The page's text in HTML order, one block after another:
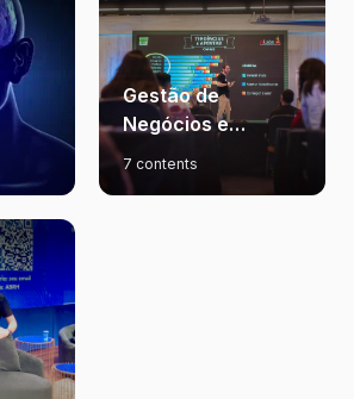
Gestão de
Negócios e
Carreiras
7 contents